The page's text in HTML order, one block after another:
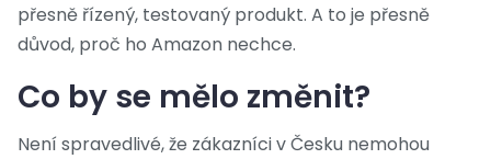
přesně řízený, testovaný produkt. A to je přesně
důvod, proč ho Amazon nechce.
Co by se mělo změnit?
Není spravedlivé, že zákazníci v Česku nemohou